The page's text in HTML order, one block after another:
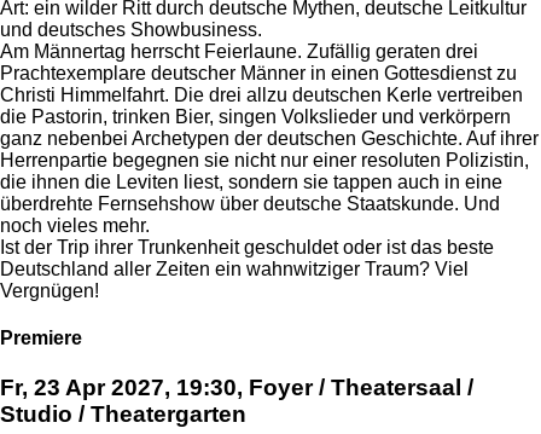
Art: ein wilder Ritt durch deutsche Mythen, deutsche Leitkultur
und deutsches Showbusiness.
Am Männertag herrscht Feierlaune. Zufällig geraten drei
Prachtexemplare deutscher Männer in einen Gottesdienst zu
Christi Himmelfahrt. Die drei allzu deutschen Kerle vertreiben
die Pastorin, trinken Bier, singen Volkslieder und verkörpern
ganz nebenbei Archetypen der deutschen Geschichte. Auf ihrer
Herrenpartie begegnen sie nicht nur einer resoluten Polizistin,
die ihnen die Leviten liest, sondern sie tappen auch in eine
überdrehte Fernsehshow über deutsche Staatskunde. Und
noch vieles mehr.
Ist der Trip ihrer Trunkenheit geschuldet oder ist das beste
Deutschland aller Zeiten ein wahnwitziger Traum? Viel
Vergnügen!
Premiere
Fr, 23 Apr 2027, 19:30, Foyer / Theatersaal /
Studio / Theatergarten